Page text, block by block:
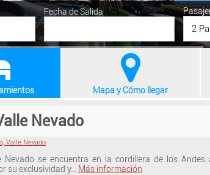
Fecha de Salida
2
Mapa y Cómo llegar
Nevado
Valle Nevado
Nevado se encuentra en la cordillera de los
su exclusividad y…
Más información